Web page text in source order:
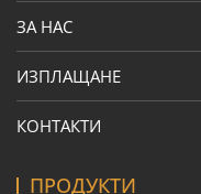
ЗА НАС
ИЗПЛАЩАНЕ
КОНТАКТИ
ПРОДУКТИ